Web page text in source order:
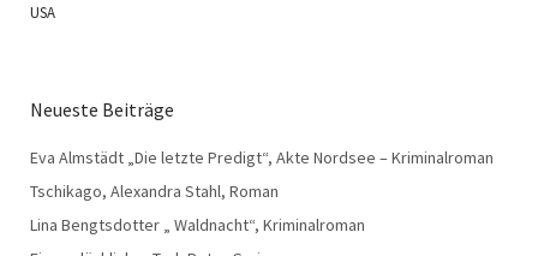
USA
Neueste Beiträge
Eva Almstädt „Die letzte Predigt“, Akte Nordsee – Kriminalroman
Tschikago, Alexandra Stahl, Roman
Lina Bengtsdotter „ Waldnacht“, Kriminalroman